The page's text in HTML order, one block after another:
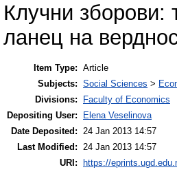
Клучни зборови:
ланец на
Item Type: Article
Subjects: Social Sciences >
Divisions:
Faculty of Economics
Depositing User:
Elena Veselinova
Date Deposited:
24 Jan 2013 14:57
Last Modified:
24 Jan 2013 14:57
URI:
https://